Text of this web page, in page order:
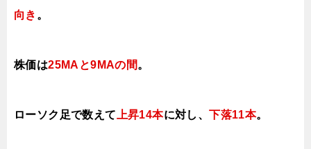
向き 。
株価は25MAと9MAの間。
ローソク足で数えて上昇14本に対し、 下落11本。